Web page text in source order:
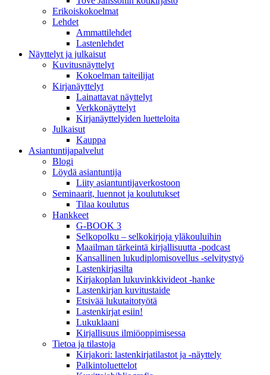
Erikoiskokoelmat
Lehdet
Ammattilehdet
Lastenlehdet
Näyttelyt ja julkaisut
Kuvitusnäyttelyt
Kokoelman taiteilijat
Kirjanäyttelyt
Lainattavat näyttelyt
Verkkonäyttelyt
Kirjanäyttelyiden luetteloita
Julkaisut
Kauppa
Asiantuntija­palvelut
Blogi
Löydä asiantuntija
Liity asiantuntijaverkostoon
Seminaarit, luennot ja koulutukset
Tilaa koulutus
Hankkeet
G-BOOK 3
Selkopolku – selkokirjoja yläkouluihin
Maailman tärkeintä kirjallisuutta -podcast
Kansallinen lukudiplomisovellus -selvitystyö
Lastenkirjasilta
Kirjakoplan lukuvinkkivideot -hanke
Lastenkirjan kuvitustaide
Etsivää lukutaitotyötä
Lastenkirjat esiin!
Lukuklaani
Kirjallisuus ilmiöoppimisessa
Tietoa ja tilastoja
Kirjakori: lastenkirjatilastot ja -näyttely
Palkintoluettelot